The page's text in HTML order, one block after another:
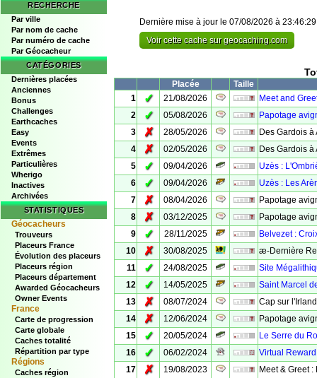
RECHERCHE
Par ville
Par nom de cache
Par numéro de cache
Par Géocacheur
CATÉGORIES
Dernières placées
Anciennes
Bonus
Challenges
Earthcaches
Easy
Events
Extrêmes
Particulières
Wherigo
Inactives
Archivées
STATISTIQUES
Géocacheurs
Trouveurs
Placeurs France
Évolution des placeurs
Placeurs région
Placeurs département
Awarded Géocacheurs
Owner Events
France
Carte de progression
Carte globale
Caches totalité
Répartition par type
Régions
Caches région
Dernière mise à jour le 07/08/2026 à 23:46:29
Voir cette cache sur geocaching.com
Placée
Taille
1
✓ 21/08/2026
Meet and
2
✓ 05/08/2026
Papotage
3
✗ 28/05/2026
Des Gardois à
4
✗ 02/05/2026
Des Gardois à
5
✓ 09/04/2026
Uzès :
6
✓ 09/04/2026
Uzès : Les
7
✗ 08/04/2026
Papotage
8
✗ 03/12/2025
Papotage
9
✓ 28/11/2025
Belvezet :
10
✗ 30/08/2025
æ-Dernière
11
✓ 24/08/2025
Site
12
✓ 14/05/2025
Saint Marcel
13
✗ 08/07/2024
Cap sur
14
✗ 12/06/2024
Papotage
15
✓ 20/05/2024
Le Serre du
16
✓ 06/02/2024
Virtual
17
✗ 19/08/2023
Meet & Greet